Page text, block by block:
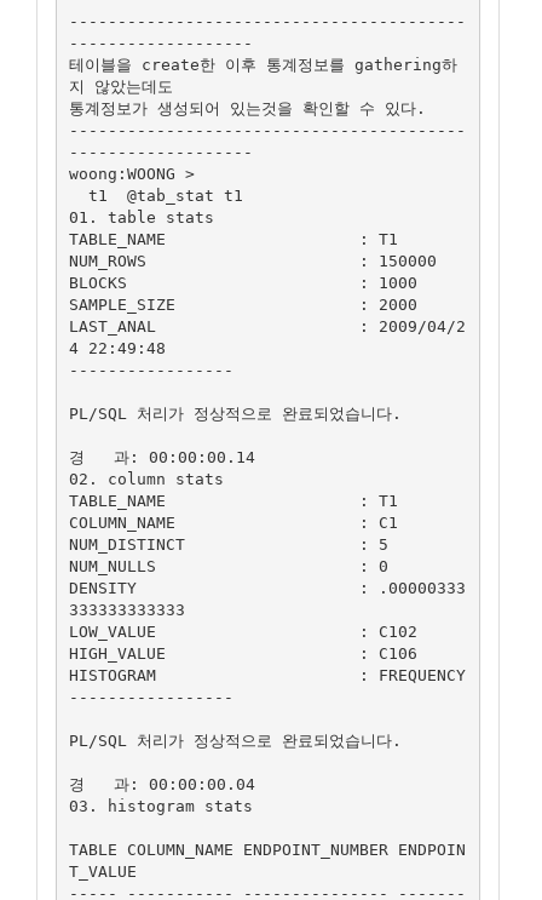
-----------------------------------------
-------------------
테이블을 create한 이후 통계정보를 gathering하
지 않았는데도
통계정보가 생성되어 있는것을 확인할 수 있다.
-----------------------------------------
-------------------
woong:WOONG >
01. table stats
TABLE_NAME                    : T1
NUM_ROWS                      : 150000
BLOCKS                        : 1000
SAMPLE_SIZE                   : 2000
LAST_ANAL                     : 2009/04/2
4 22:49:48
-----------------
PL/SQL 처리가 정상적으로 완료되었습니다.
경   과: 00:00:00.14
02. column stats
TABLE_NAME                    : T1
COLUMN_NAME                   : C1
NUM_DISTINCT                  : 5
NUM_NULLS                     : 0
DENSITY                       : .00000333
333333333333
LOW_VALUE                     : C102
HIGH_VALUE                    : C106
HISTOGRAM                     : FREQUENCY
-----------------
PL/SQL 처리가 정상적으로 완료되었습니다.
경   과: 00:00:00.04
03. histogram stats
TABLE COLUMN_NAME ENDPOINT_NUMBER ENDPOIN
T_VALUE
----- ----------- --------------- -------